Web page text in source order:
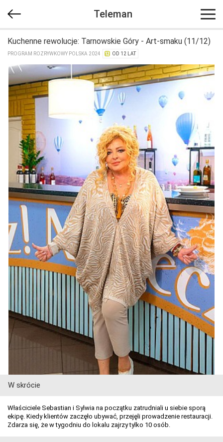
Teleman
Kuchenne rewolucje: Tarnowskie Góry - Art-smaku (11/12)
PROGRAM ROZRYWKOWY POLSKA 2024 OD 12 LAT
W skrócie
Właściciele Sebastian i Sylwia na początku zatrudniali u siebie sporą
ekipę. Kiedy klientów zaczęło ubywać, przejęli prowadzenie restauracji.
Zdarza się, że w tygodniu do lokalu zajrzy tylko 10 osób.